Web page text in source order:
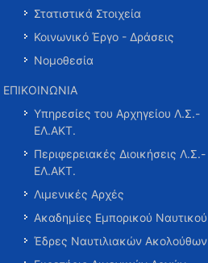
Στατιστικά Στοιχεία
Κοινωνικό Έργο - Δράσεις
Νομοθεσία
ΕΠΙΚΟΙΝΩΝΙΑ
Υπηρεσίες του Αρχηγείου Λ.Σ.-
ΕΛ.ΑΚΤ.
Περιφερειακές Διοικήσεις Λ.Σ.-
ΕΛ.ΑΚΤ.
Λιμενικές Αρχές
Ακαδημίες Εμπορικού Ναυτικού
Έδρες Ναυτιλιακών Ακολούθων